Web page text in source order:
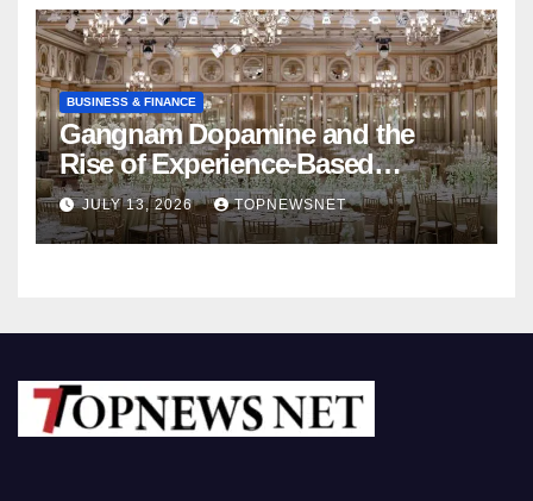
BUSINESS & FINANCE
Gangnam Dopamine and the
Rise of Experience-Based
Nightlife in South Korea
JULY 13, 2026 TOPNEWSNET